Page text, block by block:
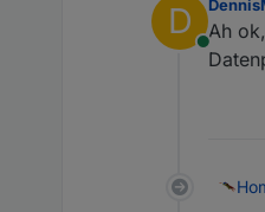
D
Online
Ah